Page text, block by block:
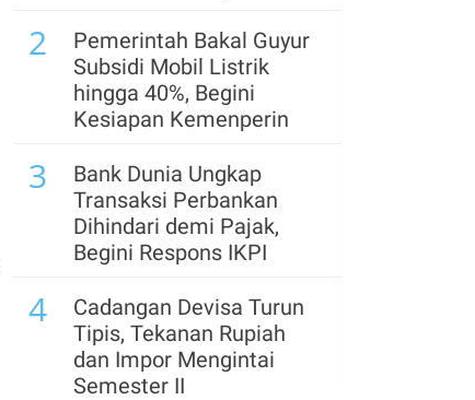
2
Pemerintah Bakal Guyur
Subsidi Mobil Listrik
hingga 40%, Begini
Kesiapan Kemenperin
3
Bank Dunia Ungkap
Transaksi Perbankan
Dihindari demi Pajak,
Begini Respons IKPI
4
Cadangan Devisa Turun
Tipis, Tekanan Rupiah
dan Impor Mengintai
Semester II